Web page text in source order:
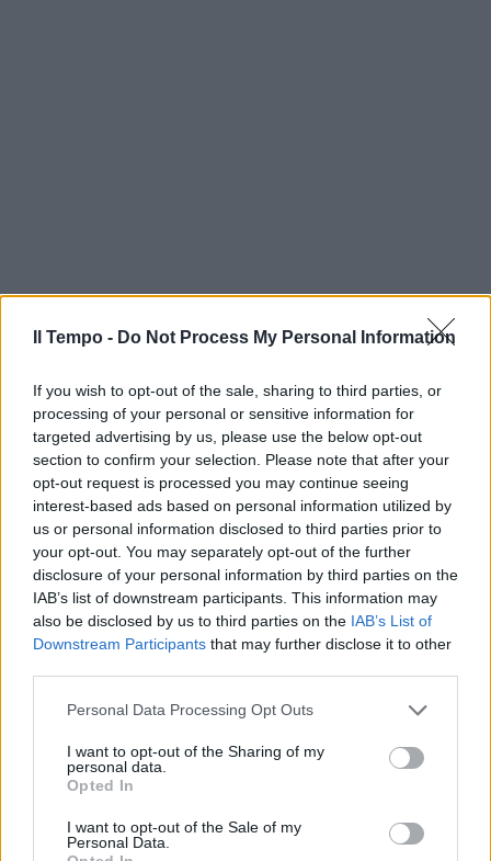
Il Tempo - Do Not Process My Personal Information
If you wish to opt-out of the sale, sharing to third parties, or
processing of your personal or sensitive information for
targeted advertising by us, please use the below opt-out
section to confirm your selection. Please note that after your
opt-out request is processed you may continue seeing
interest-based ads based on personal information utilized by
us or personal information disclosed to third parties prior to
your opt-out. You may separately opt-out of the further
disclosure of your personal information by third parties on the
IAB’s list of downstream participants. This information may
also be disclosed by us to third parties on the IAB’s List of
Downstream Participants that may further disclose it to other
Personal Data Processing Opt Outs
I want to opt-out of the Sharing of my
personal data.
Opted In
I want to opt-out of the Sale of my
Personal Data.